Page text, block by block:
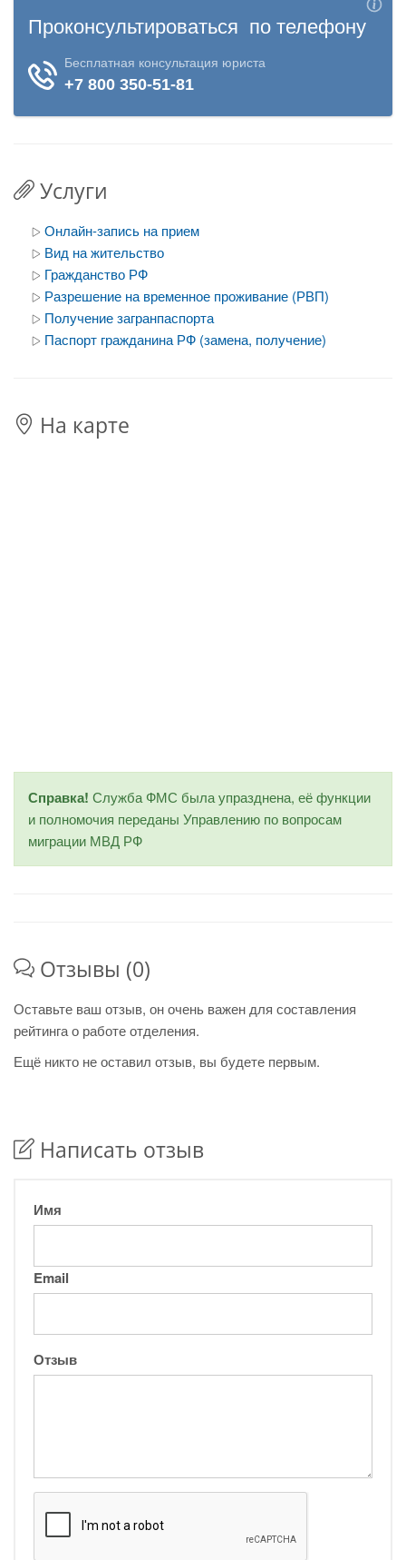
Услуги
Онлайн-запись на прием
Вид на жительство
Гражданство РФ
Разрешение на временное проживание (РВП)
Получение загранпаспорта
Паспорт гражданина РФ (замена, получение)
На карте
Справка! Служба ФМС была упразднена, её функции
и полномочия переданы Управлению по вопросам
миграции МВД РФ
Отзывы (0)
Оставьте ваш отзыв, он очень важен для составления
рейтинга о работе отделения.
Ещё никто не оставил отзыв, вы будете первым.
Написать отзыв
Имя
Email
Отзыв